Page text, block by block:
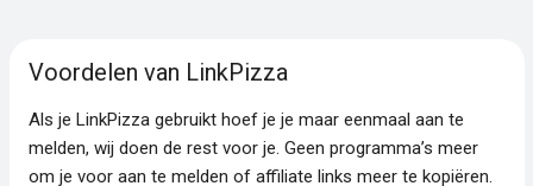
Voordelen van LinkPizza
Als je LinkPizza gebruikt hoef je je maar eenmaal aan te
melden, wij doen de rest voor je. Geen programma’s meer
om je voor aan te melden of affiliate links meer te kopiëren.